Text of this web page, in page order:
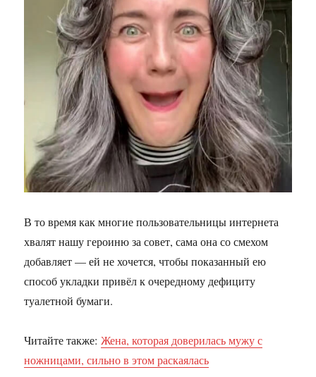
В то время как многие пользовательницы интернета
хвалят нашу героиню за совет, сама она со смехом
добавляет — ей не хочется, чтобы показанный ею
способ укладки привёл к очередному дефициту
туалетной бумаги.
Читайте также:Жена, которая доверилась мужу с
ножницами, сильно в этом раскаялась